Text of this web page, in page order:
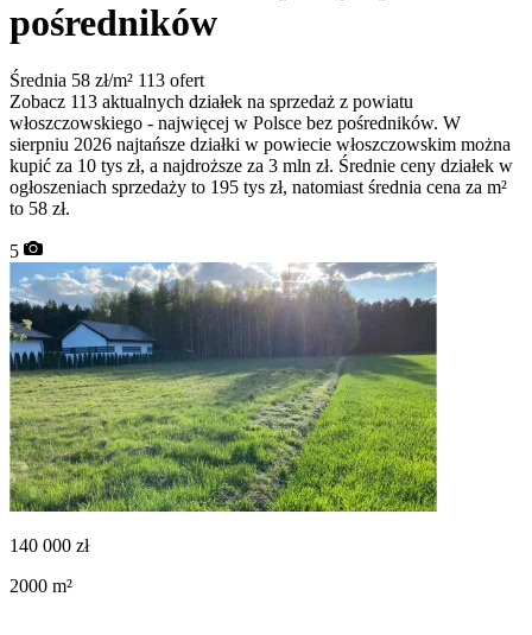
pośredników
Średnia 58 zł/m² 113 ofert
Zobacz 113 aktualnych działek na sprzedaż z powiatu
włoszczowskiego - najwięcej w Polsce bez pośredników. W
sierpniu 2026 najtańsze działki w powiecie włoszczowskim można
kupić za 10 tys zł, a najdroższe za 3 mln zł. Średnie ceny działek w
ogłoszeniach sprzedaży to 195 tys zł, natomiast średnia cena za m²
to 58 zł.
5
140 000 zł
2000 m²